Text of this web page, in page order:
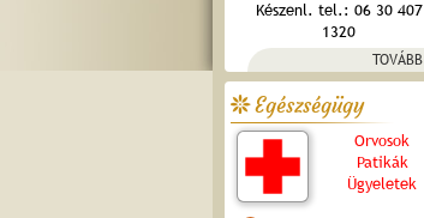
Készenl. tel.: 06 30 407
1320
TOVÁBB
Egészségügy
Orvosok
Patikák
Ügyeletek